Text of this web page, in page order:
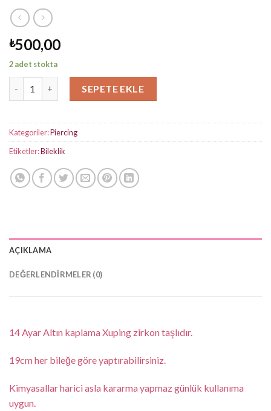
₺500,00
2 adet stokta
SEPETE EKLE
Kategoriler:Piercing
Etiketler:Bileklik
AÇIKLAMA
DEĞERLENDIRMELER (0)
14 Ayar Altın kaplama Xuping zirkon taşlıdır.
19cm her bileğe göre yaptırabilirsiniz.
Kimyasallar harici asla kararma yapmaz günlük kullanıma
uygun.